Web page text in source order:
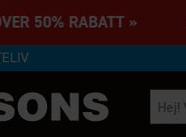
50% RABATT »